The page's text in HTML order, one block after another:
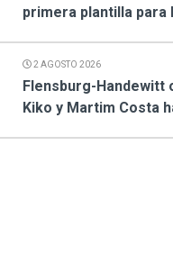
primera plantilla para
2 AGOSTO 2026
Flensburg-Handewitt
Kiko y Martim Costa